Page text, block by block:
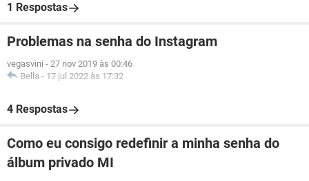
1 Respostas
Problemas na senha do Instagram
vegasvini - 27 nov 2019 às 00:46
Bella - 17 jul 2022 às 17:32
4 Respostas
Como eu consigo redefinir a minha senha do
álbum privado MI